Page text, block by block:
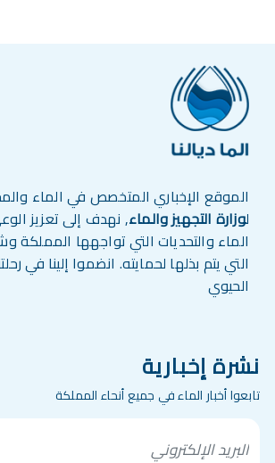
الموقع الإخباري المتخصص في الماء
لوزارة التجهيز والماء, نهدف إلى تعزيز
الماء والتحديات التي تواجهها المملكة
التي يتم بذلها لحمايته. انضموا إلينا في
الحيوي
نشرة إخبارية
تابعوا أخبار الماء في جميع أنحاء المملكة